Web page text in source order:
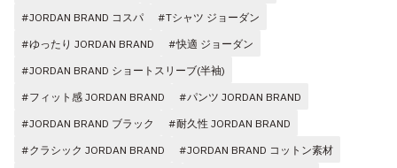
#JORDAN BRAND コスパ
#Tシャツ ジョーダン
#ゆったり JORDAN BRAND
#快適 ジョーダン
#JORDAN BRAND ショートスリーブ(半袖)
#フィット感 JORDAN BRAND
#パンツ JORDAN BRAND
#JORDAN BRAND ブラック
#耐久性 JORDAN BRAND
#クラシック JORDAN BRAND
#JORDAN BRAND コットン素材